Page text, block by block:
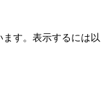
す。表示するには以